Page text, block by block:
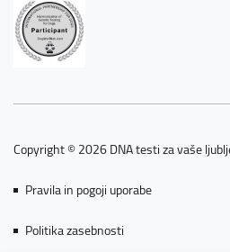
Copyright © 2026 DNA testi za vaše
Pravila in pogoji uporabe
Politika zasebnosti